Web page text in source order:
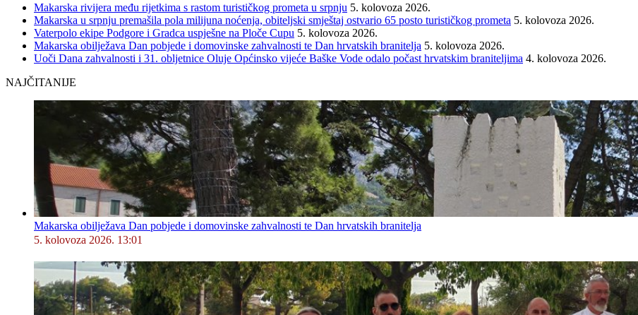
Makarska rivijera među rijetkima s rastom turističkog prometa u srpnju 5. kolovoza 2026.
Makarska u srpnju premašila pola milijuna noćenja, obiteljski smještaj ostvario 65 posto turističkog prometa 5. kolovoza 2026.
Vaterpolo ekipe Podgore i Gradca uspješne na Ploče Cupu 5. kolovoza 2026.
Makarska obilježava Dan pobjede i domovinske zahvalnosti te Dan hrvatskih branitelja 5. kolovoza 2026.
Uoči Dana zahvalnosti i 31. obljetnice Oluje Općinsko vijeće Baške Vode odalo počast hrvatskim braniteljima 4. kolovoza 2026.
NAJČITANIJE
Makarska obilježava Dan pobjede i domovinske zahvalnosti te Dan hrvatskih branitelja
5. kolovoza 2026. 13:01